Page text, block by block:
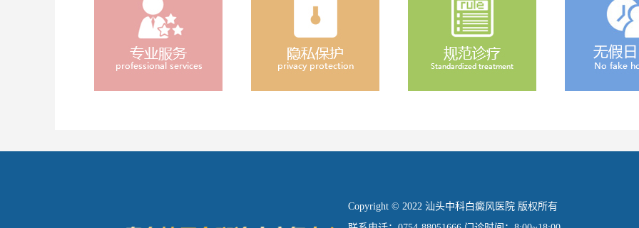
Copyright © 2022 汕头中科白癜风医院 版权所有